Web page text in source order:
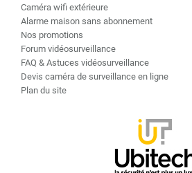
Caméra wifi extérieure
Alarme maison sans abonnement
Nos promotions
Forum vidéosurveillance
FAQ & Astuces vidéosurveillance
Devis caméra de surveillance en ligne
Plan du site